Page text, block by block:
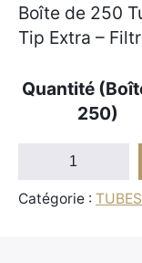
notations
client
Boîte de 250
Tip Extra –
Quantité
250)
quantité
Boîte
Catégorie :